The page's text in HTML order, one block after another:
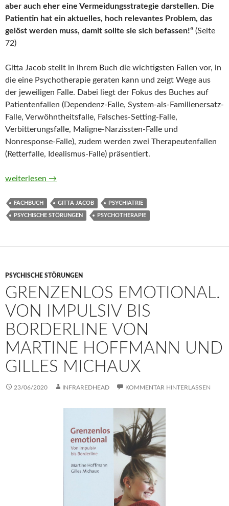
aber auch eher eine Vermeidungsstrategie darstellen. Die
Patientin hat ein aktuelles, hoch relevantes Problem, das
gelöst werden muss, damit sollte sie sich befassen!“ (Seite
72)
Gitta Jacob stellt in ihrem Buch die wichtigsten Fallen vor, in
die eine Psychotherapie geraten kann und zeigt Wege aus
der jeweiligen Falle. Dabei liegt der Fokus des Buches auf
Patientenfallen (Dependenz-Falle, System-als-Familienersatz-
Falle, Verwöhntheitsfalle, Falsches-Setting-Falle,
Verbitterungsfalle, Maligne-Narzissten-Falle und
Nonresponse-Falle), zudem werden zwei Therapeutenfallen
(Retterfalle, Idealismus-Falle) präsentiert.
Vorsicht Therapiefallen! Verfahrene Situationen und
weiterlesen →
FACHBUCH GITTA JACOB PSYCHIATRIE
PSYCHISCHE STÖRUNGEN PSYCHOTHERAPIE
PSYCHISCHE STÖRUNGEN
GRENZENLOS EMOTIONAL.
VON IMPULSIV BIS
BORDERLINE VON
MARTINE HOFFMANN UND
GILLES MICHAUX
23/06/2020 INFRAREDHEAD KOMMENTAR HINTERLASSEN